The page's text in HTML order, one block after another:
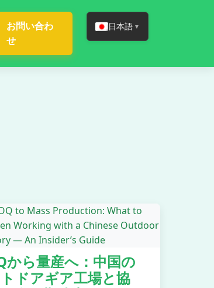
お問い合わ
せ
日本語 ▼
から量産へ：中国の
ドアギア工場と協